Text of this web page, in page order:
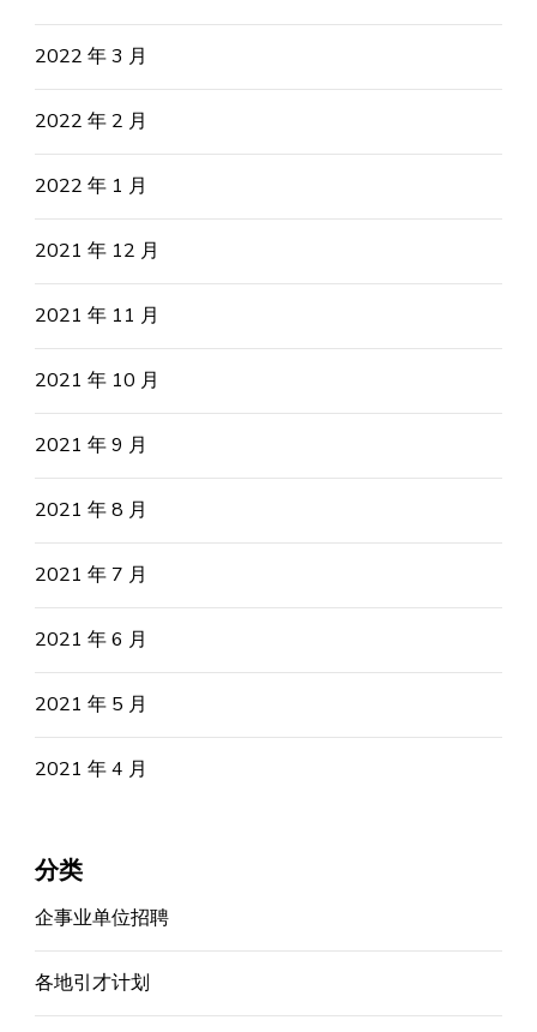
2022 年 3 月
2022 年 2 月
2022 年 1 月
2021 年 12 月
2021 年 11 月
2021 年 10 月
2021 年 9 月
2021 年 8 月
2021 年 7 月
2021 年 6 月
2021 年 5 月
2021 年 4 月
分类
企事业单位招聘
各地引才计划